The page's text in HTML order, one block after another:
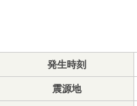
発生時刻
震源地